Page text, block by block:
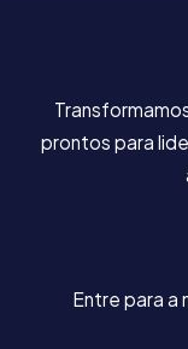
prontos para
Entre para a